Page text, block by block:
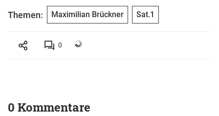
Themen: Maximilian Brückner Sat.1
0
0 Kommentare